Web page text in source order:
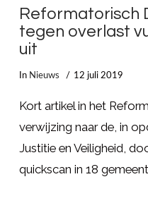
Reformatorisch
tegen overlast
uit
In Nieuws 12 juli 2019
Kort artikel in het
verwijzing naar de, in
Justitie en Veiligheid,
quickscan in 18